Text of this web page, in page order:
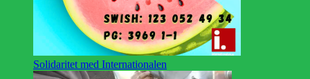
Solidaritet med Internationalen